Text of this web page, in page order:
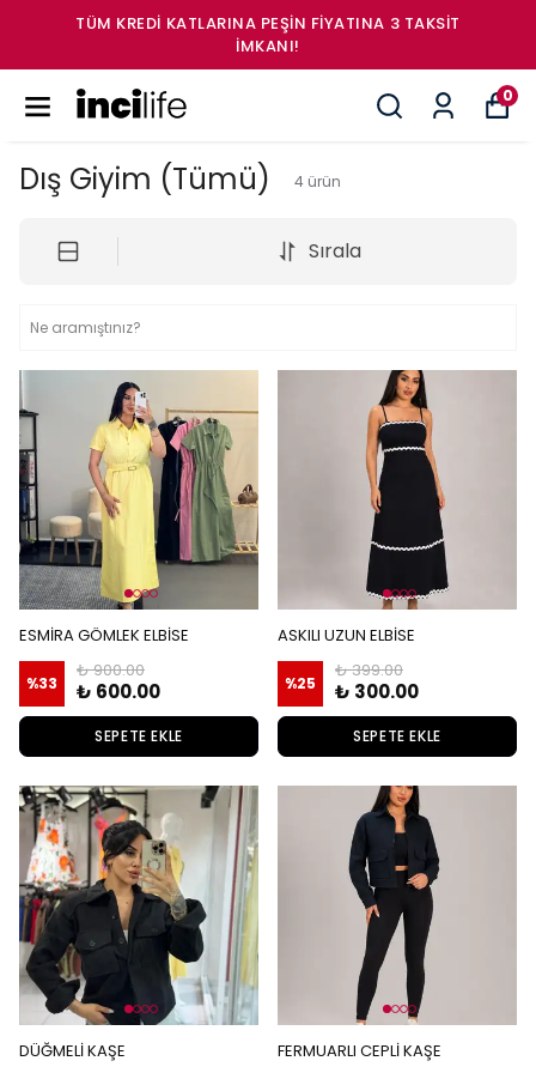
3 TAKSİT 2.000₺ ÜZERI KARGO
0
Dış Giyim (Tümü) 4 ürün
Sırala
ESMİRA GÖMLEK ELBİSE
%33
₺ 900.00
₺ 600.00
SEPETE EKLE
ASKILI UZUN ELBİSE
%25
₺ 399.00
₺ 300.00
SEPETE EKLE
DÜĞMELİ KAŞE FERMUARLI CEPLİ KAŞE